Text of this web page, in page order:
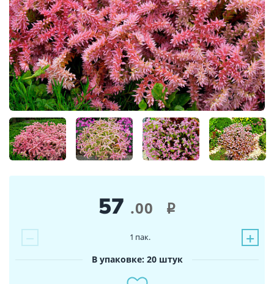
57 .00 i
− +
1 пак.
В упаковке: 20 штук